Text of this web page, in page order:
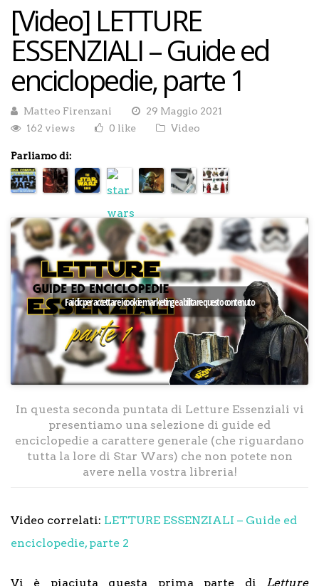
[Video] LETTURE
ESSENZIALI – Guide ed
enciclopedie, parte 1
Matteo Firenzani
29 Maggio 2021
162 views
0 like Video
Parliamo di:
Fai clic per accettare i cookie marketing e abilitare questo contenuto
In questa seconda puntata di Letture Essenziali vi
presentiamo una selezione di guide ed
enciclopedie a carattere generale (che riguardano
tutta la lore di Star Wars) che non potete non
avere nella vostra libreria!
Video correlati: LETTURE ESSENZIALI – Guide ed
enciclopedie, parte 2
Vi è piaciuta questa prima parte di Letture